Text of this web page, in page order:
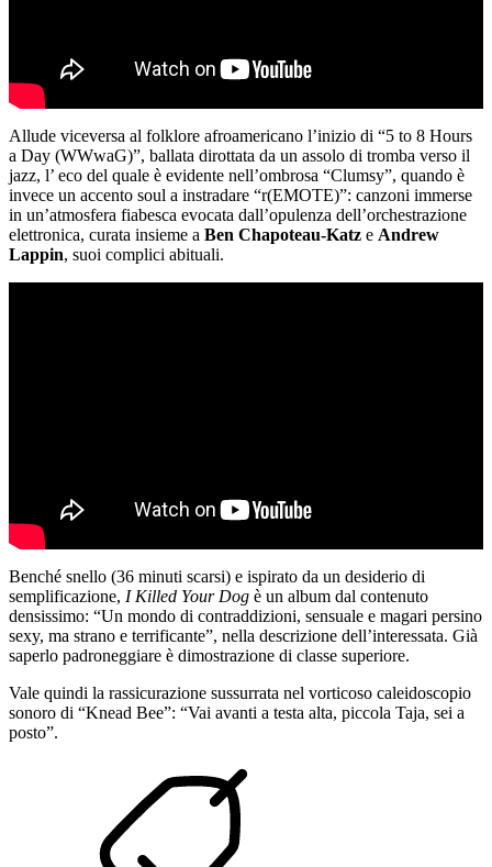
Allude viceversa al folklore afroamericano l’inizio di “5 to 8 Hours
a Day (WWwaG)”, ballata dirottata da un assolo di tromba verso il
jazz, l’ eco del quale è evidente nell’ombrosa “Clumsy”, quando è
invece un accento soul a instradare “r(EMOTE)”: canzoni immerse
in un’atmosfera fiabesca evocata dall’opulenza dell’orchestrazione
elettronica, curata insieme a Ben Chapoteau-Katz e Andrew
Lappin, suoi complici abituali.
Benché snello (36 minuti scarsi) e ispirato da un desiderio di
semplificazione, I Killed Your Dog è un album dal contenuto
densissimo: “Un mondo di contraddizioni, sensuale e magari persino
sexy, ma strano e terrificante”, nella descrizione dell’interessata. Già
saperlo padroneggiare è dimostrazione di classe superiore.
Vale quindi la rassicurazione sussurrata nel vorticoso caleidoscopio
sonoro di “Knead Bee”: “Vai avanti a testa alta, piccola Taja, sei a
posto”.